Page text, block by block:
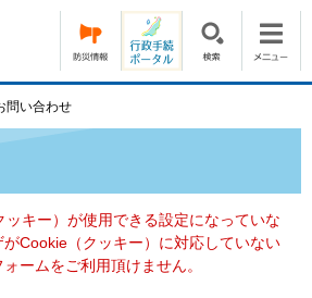
問い合わせ
ッキー）が使用できる設定になっていな
Cookie（クッキー）に対応していない
ームをご利用頂けません。